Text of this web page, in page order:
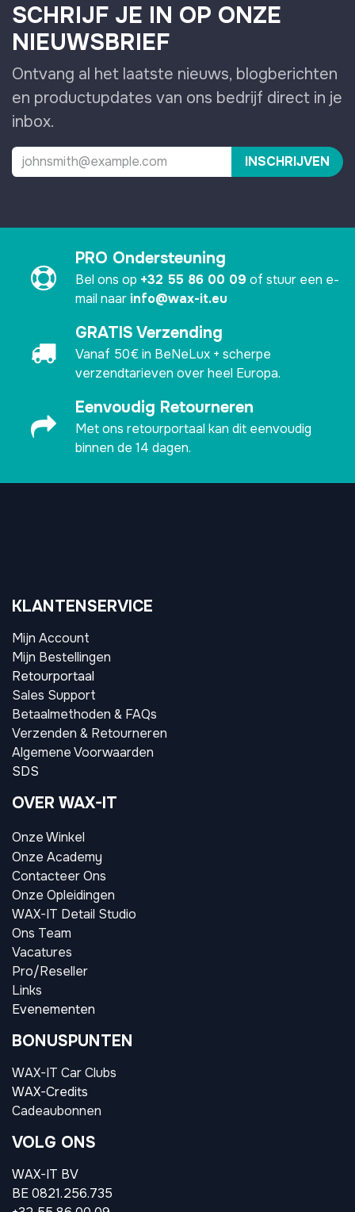
SCHRIJF JE IN OP ONZE
NIEUWSBRIEF
Ontvang al het laatste nieuws, blogberichten
en productupdates van ons bedrijf direct in je
inbox.
INSCHRIJVEN
PRO Ondersteuning
Bel ons op +32 55 86 00 09 of stuur een e-
mail naar info@wax-it.eu
GRATIS Verzending
Vanaf 50€ in BeNeLux + scherpe
verzendtarieven over heel Europa.
Eenvoudig Retourneren
Met ons retourportaal kan dit eenvoudig
binnen de 14 dagen.
KLANTENSERVICE
Mijn Account
Mijn Bestellingen
Retourportaal
Sales Support
Betaalmethoden & FAQs
Verzenden & Retourneren
Algemene Voorwaarden
SDS
OVER WAX-IT
Onze Winkel
Onze Academy
Contacteer Ons
Onze Opleidingen
WAX-IT Detail Studio
Ons Team
Vacatures
Pro/Reseller
Links
Evenementen
BONUSPUNTEN
WAX-IT Car Clubs
WAX-Credits
Cadeaubonnen
VOLG ONS
WAX-IT BV
BE 0821.256.735